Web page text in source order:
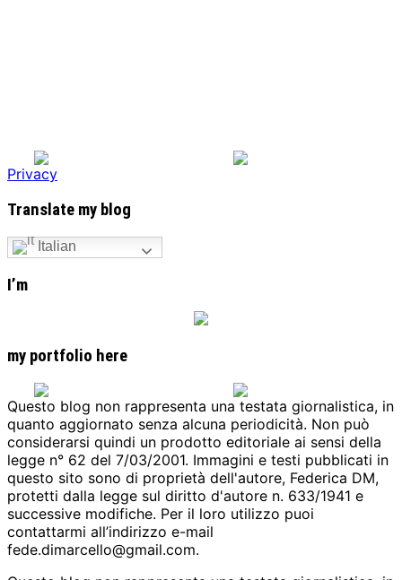
Privacy
Translate my blog
Italian
I’m
my portfolio here
Questo blog non rappresenta una testata giornalistica, in
quanto aggiornato senza alcuna periodicità. Non può
considerarsi quindi un prodotto editoriale ai sensi della
legge n° 62 del 7/03/2001. Immagini e testi pubblicati in
questo sito sono di proprietà dell'autore, Federica DM,
protetti dalla legge sul diritto d'autore n. 633/1941 e
successive modifiche. Per il loro utilizzo puoi
contattarmi all’indirizzo e-mail
fede.dimarcello@gmail.com.